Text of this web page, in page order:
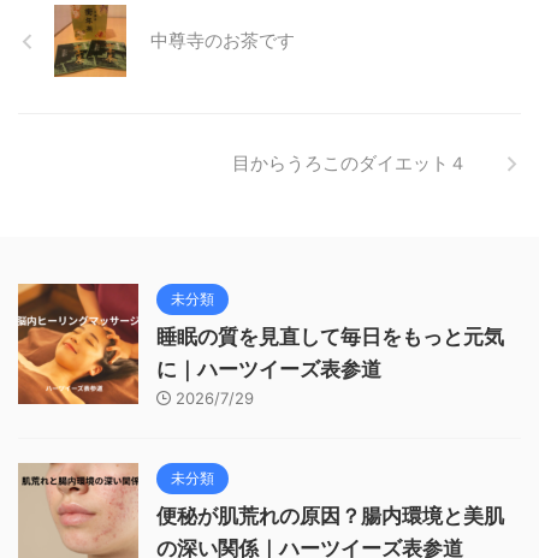
中尊寺のお茶です
目からうろこのダイエット４
未分類
睡眠の質を見直して毎日をもっと元気
に｜ハーツイーズ表参道
2026/7/29
未分類
便秘が肌荒れの原因？腸内環境と美肌
の深い関係｜ハーツイーズ表参道